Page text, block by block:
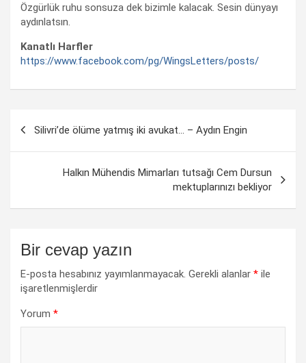
Özgürlük ruhu sonsuza dek bizimle kalacak. Sesin dünyayı
aydınlatsın.
Kanatlı Harfler
https://www.facebook.com/pg/WingsLetters/posts/
Silivri’de ölüme yatmış iki avukat… – Aydın Engin
Halkın Mühendis Mimarları tutsağı Cem Dursun
mektuplarınızı bekliyor
Bir cevap yazın
E-posta hesabınız yayımlanmayacak. Gerekli alanlar * ile
işaretlenmişlerdir
Yorum *